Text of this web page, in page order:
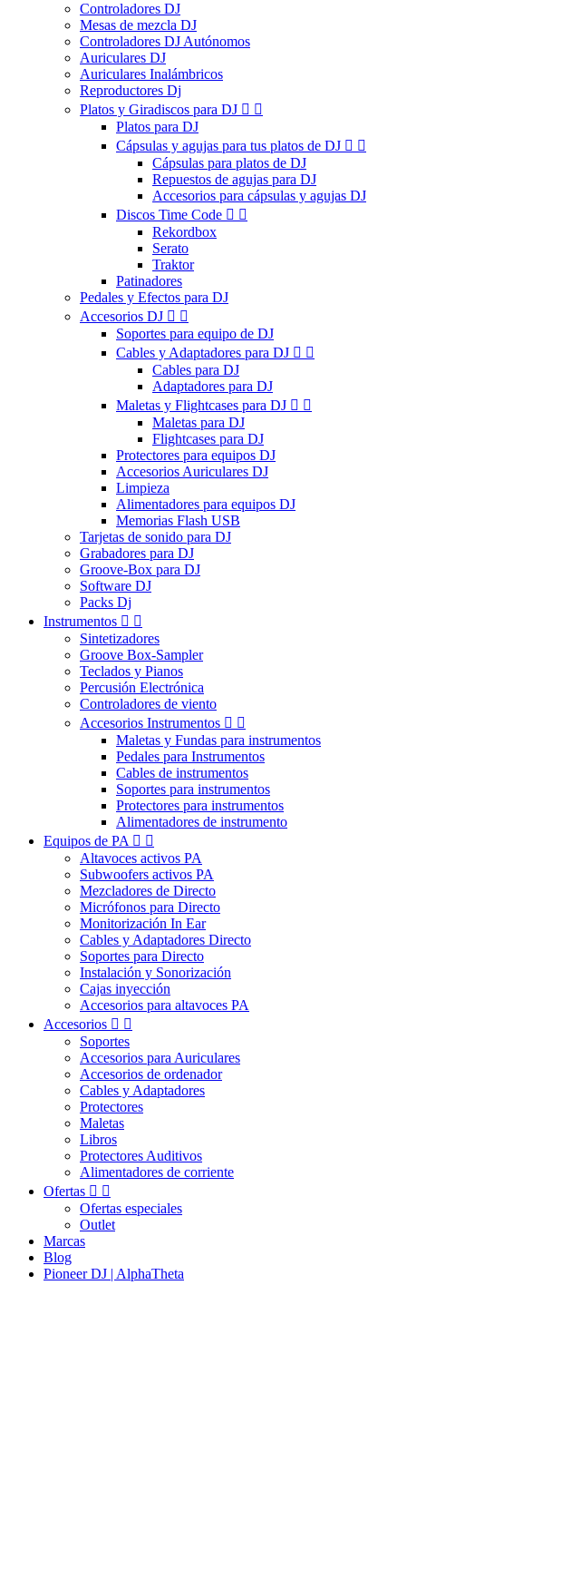
Controladores DJ
Mesas de mezcla DJ
Controladores DJ Autónomos
Auriculares DJ
Auriculares Inalámbricos
Reproductores Dj
Platos y Giradiscos para DJ  
Platos para DJ
Cápsulas y agujas para tus platos de DJ  
Cápsulas para platos de DJ
Repuestos de agujas para DJ
Accesorios para cápsulas y agujas DJ
Discos Time Code  
Rekordbox
Serato
Traktor
Patinadores
Pedales y Efectos para DJ
Accesorios DJ  
Soportes para equipo de DJ
Cables y Adaptadores para DJ  
Cables para DJ
Adaptadores para DJ
Maletas y Flightcases para DJ  
Maletas para DJ
Flightcases para DJ
Protectores para equipos DJ
Accesorios Auriculares DJ
Limpieza
Alimentadores para equipos DJ
Memorias Flash USB
Tarjetas de sonido para DJ
Grabadores para DJ
Groove-Box para DJ
Software DJ
Packs Dj
Instrumentos  
Sintetizadores
Groove Box-Sampler
Teclados y Pianos
Percusión Electrónica
Controladores de viento
Accesorios Instrumentos  
Maletas y Fundas para instrumentos
Pedales para Instrumentos
Cables de instrumentos
Soportes para instrumentos
Protectores para instrumentos
Alimentadores de instrumento
Equipos de PA  
Altavoces activos PA
Subwoofers activos PA
Mezcladores de Directo
Micrófonos para Directo
Monitorización In Ear
Cables y Adaptadores Directo
Soportes para Directo
Instalación y Sonorización
Cajas inyección
Accesorios para altavoces PA
Accesorios  
Soportes
Accesorios para Auriculares
Accesorios de ordenador
Cables y Adaptadores
Protectores
Maletas
Libros
Protectores Auditivos
Alimentadores de corriente
Ofertas  
Ofertas especiales
Outlet
Marcas
Blog
Pioneer DJ | AlphaTheta